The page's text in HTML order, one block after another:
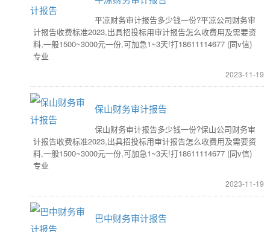
平凉财务审计报告多少钱一份?平凉公司财务审
计报告收费标准2023,出具招投标用审计报告怎么收费用及需要资
料,一般1500~3000元一份,可加急1~3天!打18611114677 (同v信)
专业
2023-11-19
保山财务审计报告
保山财务审计报告多少钱一份?保山公司财务审
计报告收费标准2023,出具招投标用审计报告怎么收费用及需要资
料,一般1500~3000元一份,可加急1~3天!打18611114677 (同v信)
专业
2023-11-19
巴中财务审计报告